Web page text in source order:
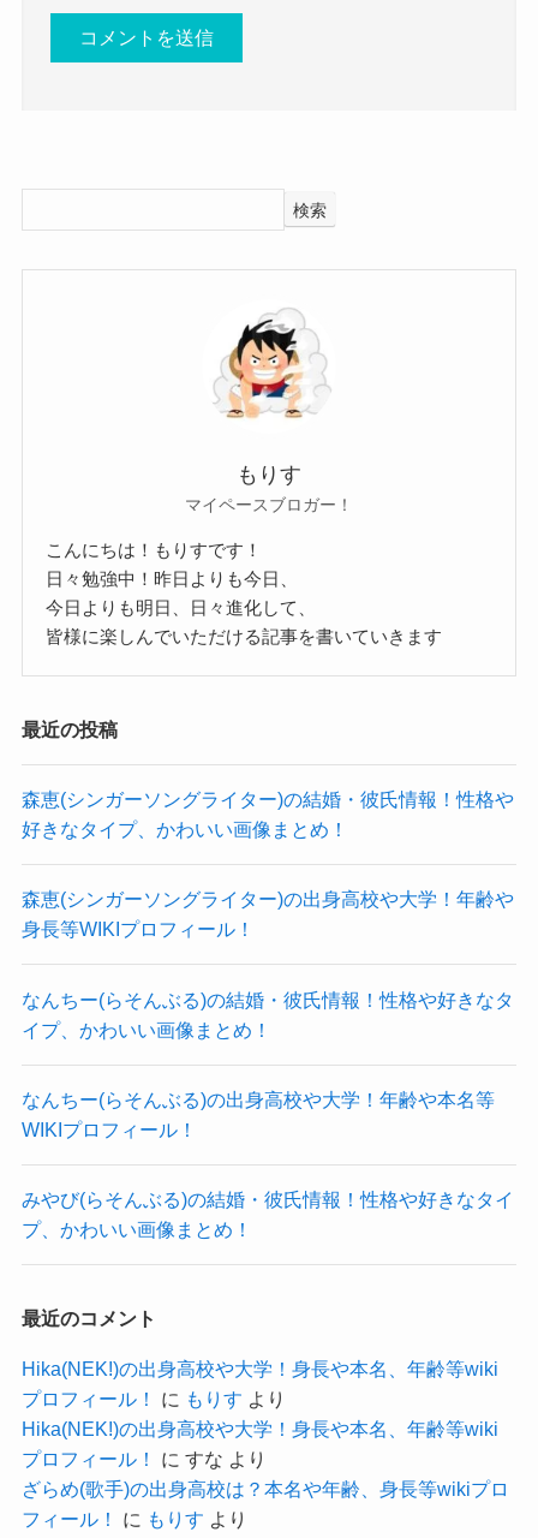
その間はあまり連絡などもしていなかったようで
ンドは事情があって、音源を制作して
いる段階で解散することになってしま
ったんです。でも、どうしてもそのと
きにやっていた音楽が忘れられない、
いつかやりたいなという気持ちがずっ
とあって。そのためには自分も何とか
い。そんなときに加入したのが
DESTROSEだったんです。
DESTROSEはDESTROSEで、しっか
りとやりつつも、どうしても心の中で
やりたい音楽が確立されてしまってい
降りてきて……。そこで樹京に声をか
ことになったんです。
BARKS
もし、当時からお互いに思い合っていたとした
ら、
2年経った頃に声をかけるというよりは、自然とバ
Mardelasとして活動開始してから交際・結婚とな
った可能性もありますが、
他のバンドメンバーがいる中で結婚となったら、
公表しているとも推測できます。
さらに、蛇石マリナさんのSNSを見ても結婚指輪
2人で一緒にいるところの目撃報告なども見つかり
ません。
なので、蛇石マリナさんと及川樹京さんが結婚し
ているというのは噂だけだと推測します！
検索
もりす
マイペースブロガー！
こんにちは！もりすです！
日々勉強中！昨日よりも今日、
今日よりも明日、日々進化して、
皆様に楽しんでいただける記事を書いていきます
最近の投稿
森恵(シンガーソングライター)の結婚・彼氏情報！性格や
好きなタイプ、かわいい画像まとめ！
森恵(シンガーソングライター)の出身高校や大学！年齢や
身長等WIKIプロフィール！
なんちー(らそんぶる)の結婚・彼氏情報！性格や好きなタ
イプ、かわいい画像まとめ！
なんちー(らそんぶる)の出身高校や大学！年齢や本名等
WIKIプロフィール！
みやび(らそんぶる)の結婚・彼氏情報！性格や好きなタイ
プ、かわいい画像まとめ！
最近のコメント
Hika(NEK!)の出身高校や大学！身長や本名、年齢等wiki
プロフィール！
に もりす より
Hika(NEK!)の出身高校や大学！身長や本名、年齢等wiki
プロフィール！
に すな より
ざらめ(歌手)の出身高校は？本名や年齢、身長等wikiプロ
フィール！
に もりす より